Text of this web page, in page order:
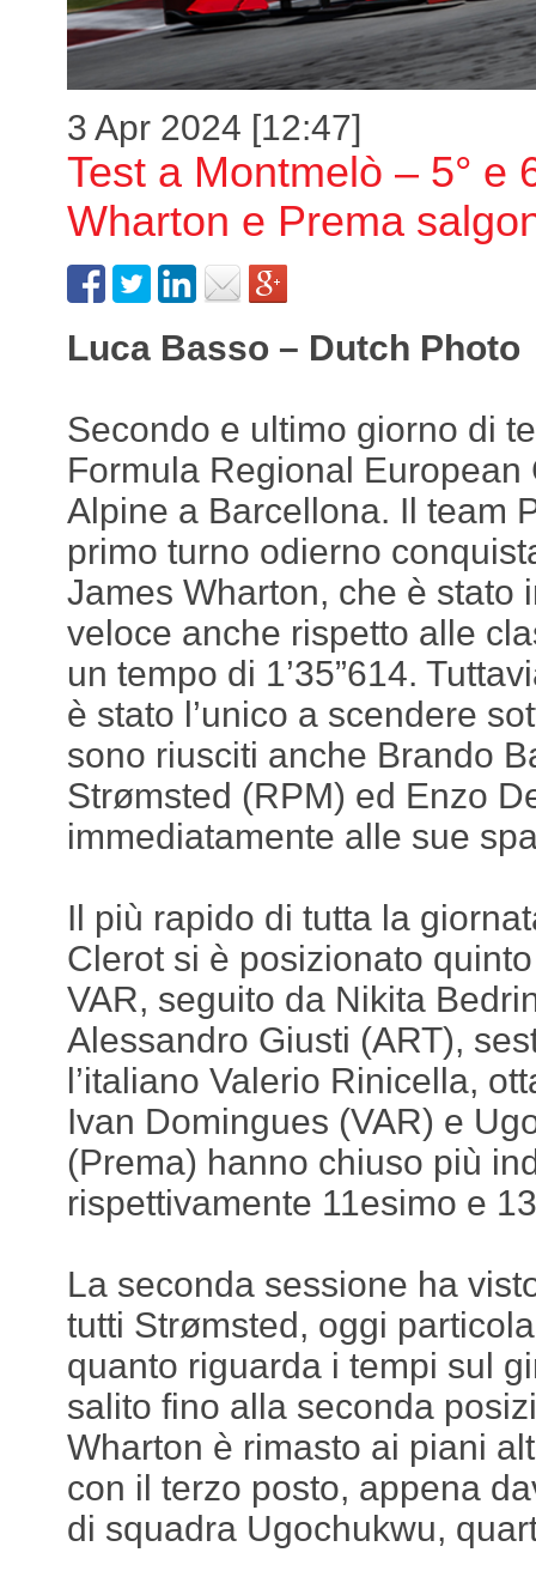
3 Apr 2024 [12:47]
Test a Montmelò – 5° e
Wharton e Prema
Luca Basso – Dutch Photo
Secondo e ultimo giorno di
Formula Regional
Alpine a Barcellona. Il team
primo turno odierno
James Wharton, che è stato
veloce anche rispetto alle
un tempo di 1’35”614.
è stato l’unico a scendere
sono riusciti anche Brando
Strømsted (RPM) ed Enzo
immediatamente alle sue
Il più rapido di tutta la
Clerot si è posizionato
VAR, seguito da Nikita
Alessandro Giusti (ART),
l’italiano Valerio Rinicella,
Ivan Domingues (VAR) e
(Prema) hanno chiuso più
rispettivamente 11esimo e
La seconda sessione ha
tutti Strømsted, oggi
quanto riguarda i tempi sul
salito fino alla seconda
Wharton è rimasto ai piani
con il terzo posto, appena
di squadra Ugochukwu,